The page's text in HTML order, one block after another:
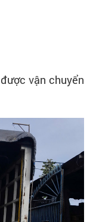
vận chuyển